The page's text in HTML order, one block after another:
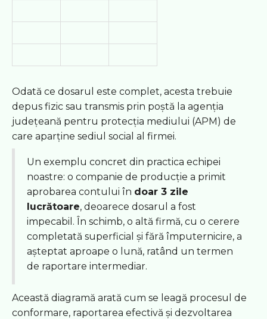
Odată ce dosarul este complet, acesta trebuie
depus fizic sau transmis prin poștă la agenția
județeană pentru protecția mediului (APM) de
care aparține sediul social al firmei.
Un exemplu concret din practica echipei
noastre: o companie de producție a primit
aprobarea contului în doar 3 zile
lucrătoare, deoarece dosarul a fost
impecabil. În schimb, o altă firmă, cu o cerere
completată superficial și fără împuternicire, a
așteptat aproape o lună, ratând un termen
de raportare intermediar.
Această diagramă arată cum se leagă procesul de
conformare, raportarea efectivă și dezvoltarea